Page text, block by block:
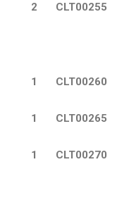
2 CLT00255
1 CLT00260
1
CLT00265
1
CLT00270